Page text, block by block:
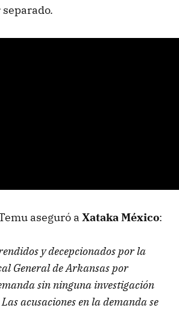
aseguró a Xataka México:
y decepcionados por la
General de Arkansas por
sin ninguna investigación
acusaciones en la demanda se